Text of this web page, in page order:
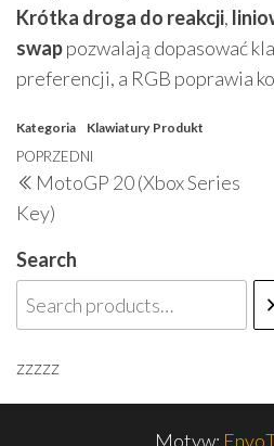
Krótka droga do reakcji,
swappozwalają dopasować
preferencji, a RGB poprawia
Kategoria Klawiatury Produkt
Nawigacja
wpisu
Poprzedni
wpis
POPRZEDNI
MotoGP 20 (Xbox Series
Key)
Search
zzzzz
Motyw: